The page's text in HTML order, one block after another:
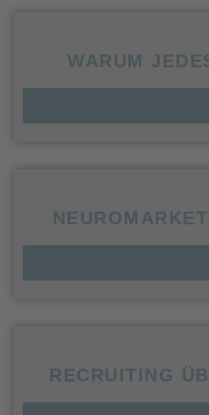
WARUM
RECRUITING